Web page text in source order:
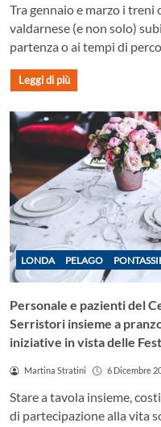
Tra gennaio e marzo i
valdarnese (e non solo)
partenza o ai tempi di
Leggi di più
LONDA PELAGO
Personale e pazienti del
Serristori insieme a
iniziative in vista delle
Martina Stratini 6 Dicembre
Stare a tavola insieme,
di partecipazione alla vita